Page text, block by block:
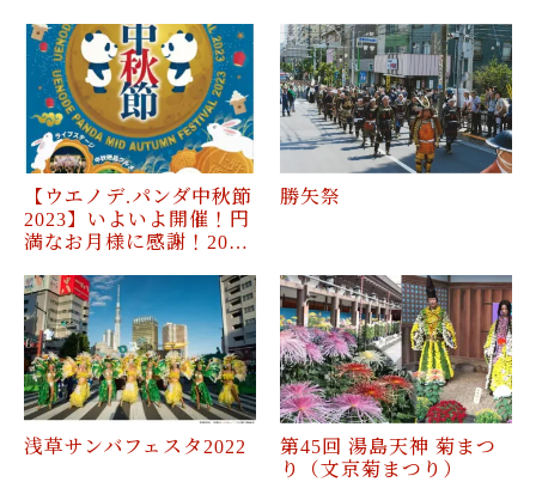
【ウエノデ.パンダ中秋節
2023】いよいよ開催！円
満なお月様に感謝！20…
勝矢祭
浅草サンバフェスタ2022
第45回 湯島天神 菊まつ
り（文京菊まつり）